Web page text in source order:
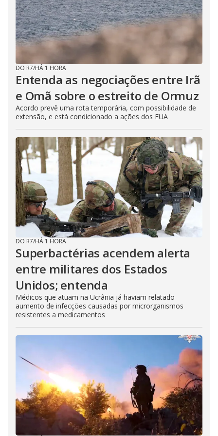
o
DO R7/HÁ 1 HORA
Entenda as negociações entre Irã
e Omã sobre o estreito de Ormuz
Acordo prevê uma rota temporária, com possibilidade de
extensão, e está condicionado a ações dos EUA
DO R7/HÁ 1 HORA
Superbactérias acendem alerta
entre militares dos Estados
Unidos; entenda
Médicos que atuam na Ucrânia já haviam relatado
aumento de infecções causadas por microrganismos
resistentes a medicamentos